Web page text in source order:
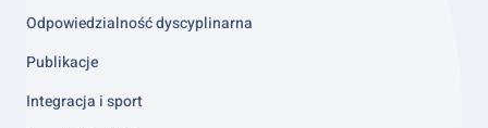
Odpowiedzialność dyscyplinarna
Publikacje
Integracja i sport